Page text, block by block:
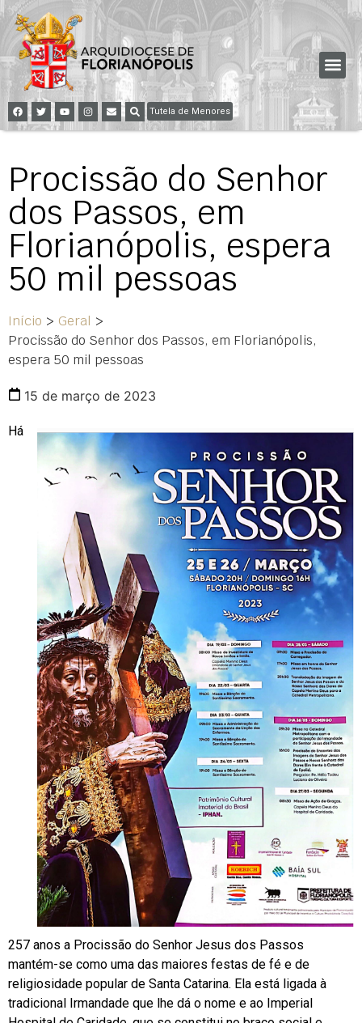
Tutela de Menores
Procissão do Senhor
dos Passos, em
Florianópolis, espera
50 mil pessoas
Início > Geral >
Procissão do Senhor dos Passos, em Florianópolis,
espera 50 mil pessoas
15 de março de 2023
Há
257 anos a Procissão do Senhor Jesus dos Passos
mantém-se como uma das maiores festas de fé e de
religiosidade popular de Santa Catarina. Ela está ligada à
tradicional Irmandade que lhe dá o nome e ao Imperial